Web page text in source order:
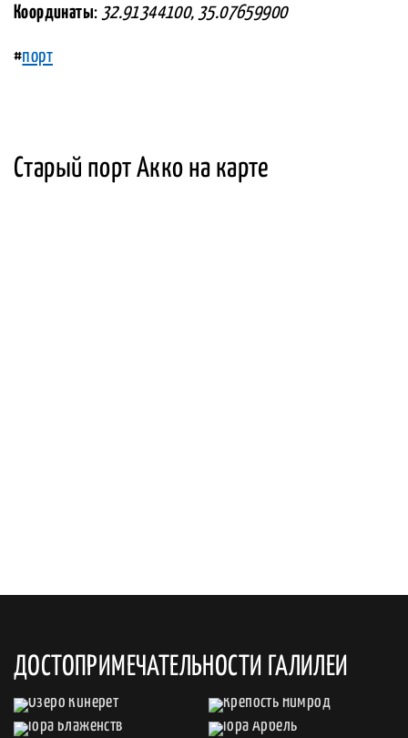
Координаты: 32.91344100, 35.07659900
#порт
Старый порт Акко на карте
ДОСТОПРИМЕЧАТЕЛЬНОСТИ ГАЛИЛЕИ